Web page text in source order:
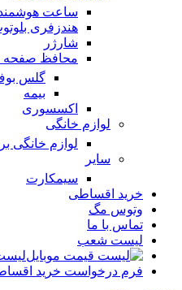
ساعت
هندزفری
شارژر
محافظ صفحه
گلس
بیمه
اکسسوری
لوازم خانگی
لوازم خانگی
سایر
سیمکارت
خرید اقساطی
وتوس مگ
تماس با ما
لیست شعب
فرم درخواست خرید